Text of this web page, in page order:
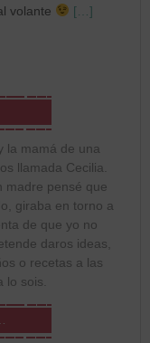
volante
[…]
la mamá de una
llamada Cecilia.
madre pensé que
giraba en torno a
de que yo no
daros ideas,
o recetas a las
lo sois.